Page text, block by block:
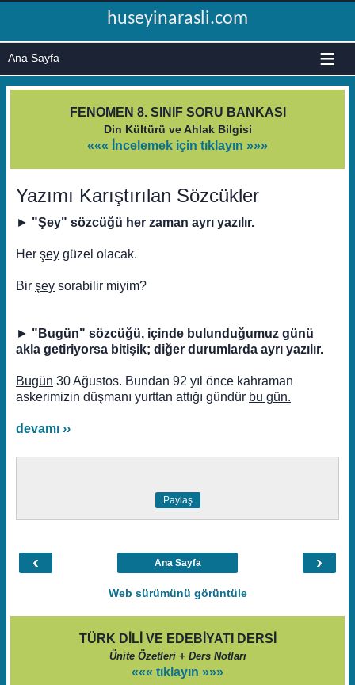
huseyinarasli.com
≡
FENOMEN 8. SINIF SORU BANKASI
Din Kültürü ve Ahlak Bilgisi
««« İncelemek için tıklayın »»»
Yazımı Karıştırılan Sözcükler
► "Şey" sözcüğü her zaman ayrı yazılır.
Her şey güzel olacak.
Bir şey sorabilir miyim?
► "Bugün" sözcüğü, içinde bulunduğumuz günü
akla getiriyorsa bitişik; diğer durumlarda ayrı yazılır.
Bugün 30 Ağustos. Bundan 92 yıl önce kahraman
askerimizin düşmanı yurttan attığı gündür bu gün.
devamı ››
Paylaş
‹ ›
Ana Sayfa
Web sürümünü görüntüle
TÜRK DİLİ VE EDEBİYATI DERSİ
Ünite Özetleri + Ders Notları
««« tıklayın »»»